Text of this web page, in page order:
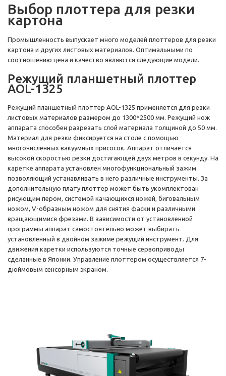
Выбор плоттера для резки
картона
Промышленность выпускает много моделей плоттеров для резки
картона и других листовых материалов. Оптимальными по
соотношению цена и качество являются следующие модели.
Режущий планшетный плоттер
AOL-1325
Режущий планшетный плоттер AOL-1325 применяется для резки
листовых материалов размером до 1300*2500 мм. Режущий нож
аппарата способен разрезать слой материала толщиной до 50 мм.
Материал для резки фиксируется на столе с помощью
многочисленных вакуумных присосок. Аппарат отличается
высокой скоростью резки достигающей двух метров в секунду. На
каретке аппарата установлен многофункциональный зажим
позволяющий устанавливать в него различные инструменты. За
дополнительную плату плоттер может быть укомплектован
рисующим пером, системой качающихся ножей, биговальным
ножом, V-образным ножом для снятия фаски и различными
вращающимися фрезами. В зависимости от установленной
программы аппарат самостоятельно может выбирать
установленный в двойном зажиме режущий инструмент. Для
движения каретки используются точные сервоприводы
сделанные в Японии. Управление плоттером осуществляется 7-
дюймовым сенсорным экраном.